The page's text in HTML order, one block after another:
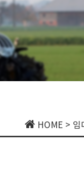
HOME > 임